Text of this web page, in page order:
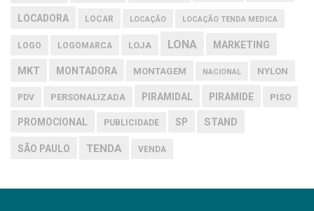
LOCADORA LOCAR LOCAÇÃO LOCAÇÃO TENDA MEDICA
LOGO LOGOMARCA LOJA LONA MARKETING
MKT MONTADORA MONTAGEM NACIONAL NYLON
PDV PERSONALIZADA PIRAMIDAL PIRAMIDE PISO
PROMOCIONAL PUBLICIDADE SP STAND
SÃO PAULO TENDA VENDA